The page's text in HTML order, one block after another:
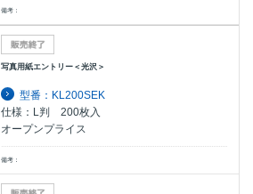
備考：
写真用紙エントリー＜光沢＞
型番：KL200SEK
仕様：L判 200枚入
オープンプライス
備考：